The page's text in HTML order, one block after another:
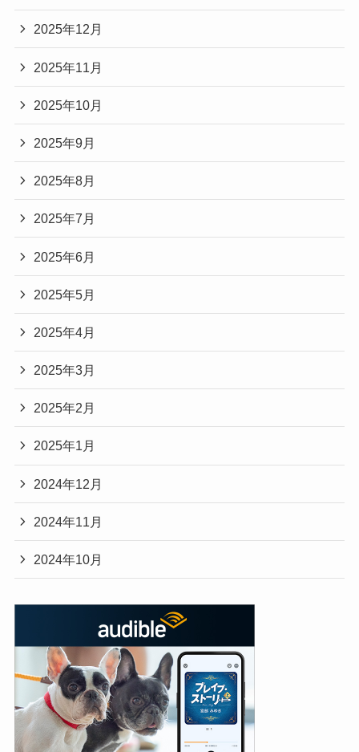
2025年12月
2025年11月
2025年10月
2025年9月
2025年8月
2025年7月
2025年6月
2025年5月
2025年4月
2025年3月
2025年2月
2025年1月
2024年12月
2024年11月
2024年10月